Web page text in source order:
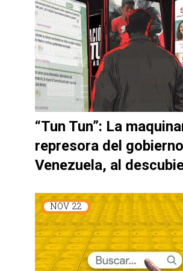
“Tun Tun”: La
represora del
Venezuela, al
NOV 22